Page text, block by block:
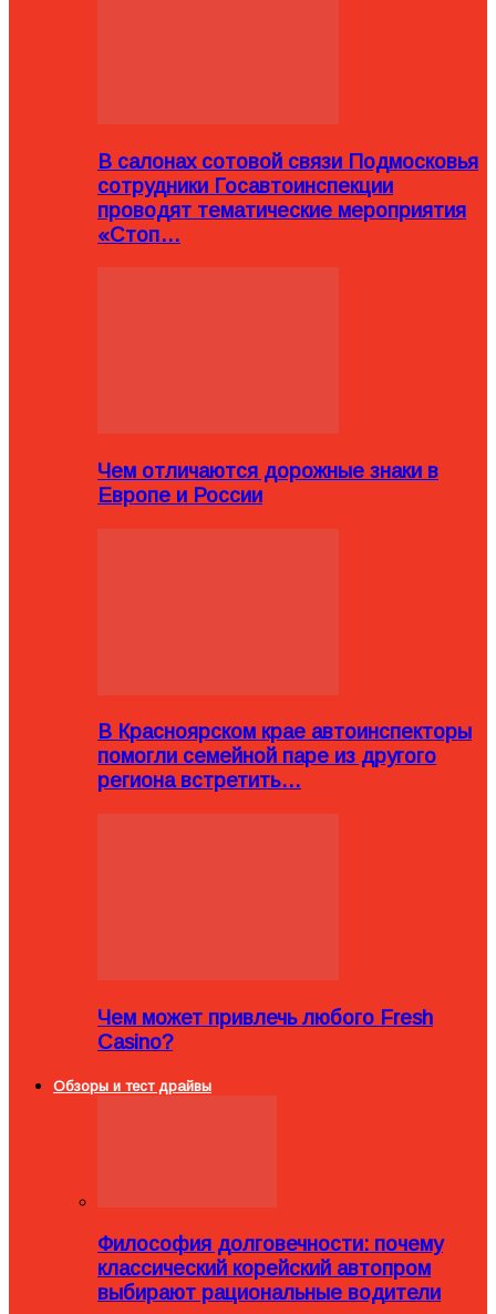
В салонах сотовой связи Подмосковья
сотрудники Госавтоинспекции
проводят тематические мероприятия
«Стоп…
Чем отличаются дорожные знаки в
Европе и России
В Красноярском крае автоинспекторы
помогли семейной паре из другого
региона встретить…
Чем может привлечь любого Fresh
Casino?
Обзоры и тест драйвы
Философия долговечности: почему
классический корейский автопром
выбирают рациональные водители